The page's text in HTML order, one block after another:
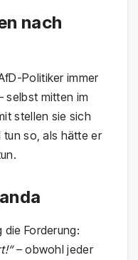
nach
Politiker immer
selbst mitten im
stellen sie sich
tun so, als hätte er
Forderung:
– obwohl jeder